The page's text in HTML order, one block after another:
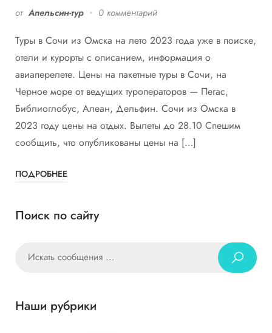
от Апельсин-тур 0 комментарий
Туры в Сочи из Омска на лето 2023 года уже в поиске,
отели и курорты с описанием, информация о
авиаперелете. Цены на пакетные туры в Сочи, на
Черное море от ведущих туроператоров — Пегас,
Библиоглобус, Алеан, Дельфин. Сочи из Омска в
2023 году цены на отдых. Вылеты до 28.10 Спешим
сообщить, что опубликованы цены на […]
ПОДРОБНЕЕ
Поиск по сайту
Наши рубрики